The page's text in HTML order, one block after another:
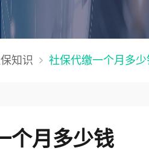
知识 社保代缴一个月多少
个月多少钱